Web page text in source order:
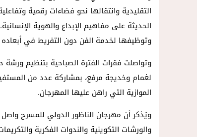
التقليدية وانتقالها نحو فضاءات رقمية
الحديثة على مفاهيم الإبداع والهوية
وتوظيفها لخدمة الفن دون التفريط في أبعاده
وتواصلت فقرات الفترة الصباحية بتنظيم
لغمام وخديجة مرفع، بمشاركة عدد من
الموازية التي راهن عليها المهرجان.
ويُذكر أن مهرجان الناظور الدولي للمسرح
والورشات التكوينية والندوات الفكرية